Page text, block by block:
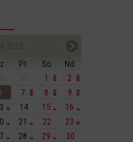
Pt So
Nd
1
2
7 8
9
14 15
16
21 22
23
28 29
30